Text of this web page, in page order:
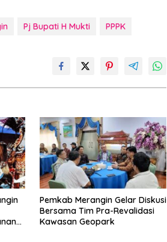
Pj Bupati H Mukti PPPK
Pemkab Merangin Gelar Diskusi
Bersama Tim Pra-Revalidasi
Kawasan Geopark